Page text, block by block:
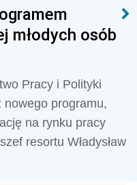
młodych osób
Pracy i Polityki
nowego programu,
na rynku pracy
resortu Władysław